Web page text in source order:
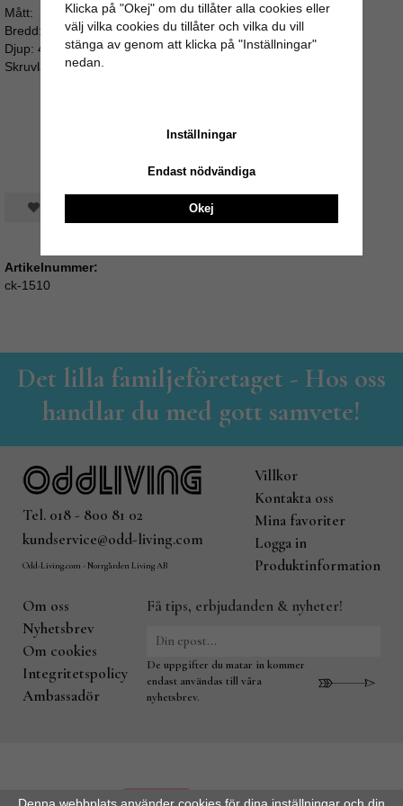
Mått:
Bredd: 4cm
Djup: 4cm
Skruvlängd: ca 3cm (M4)
Spara som favorit
Artikelnummer:
ck-1510
Det lilla familjeföretaget - Hos oss
handlar du med gott samvete!
Tel. 018 - 800 81 02
kundservice@odd-living.com
Odd-Living.com - Norrgården Living AB
Villkor
Kontakta oss
Mina favoriter
Logga in
Produktinformation
Om oss
Nyhetsbrev
Om cookies
Integritetspolicy
Ambassadör
Få tips, erbjudanden & nyheter!
De uppgifter du matar in kommer
endast användas till våra
nyhetsbrev.
Klicka på "Okej" om du tillåter alla cookies eller
välj vilka cookies du tillåter och vilka du vill
stänga av genom att klicka på "Inställningar"
nedan.
Inställningar
Endast nödvändiga
Okej